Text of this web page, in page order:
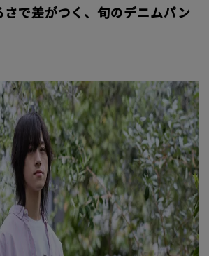
で差がつく、旬のデニムパン